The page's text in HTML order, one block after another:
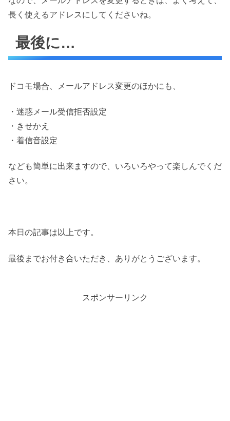
長く使えるアドレスにしてくださいね。
最後に…
ドコモ場合、メールアドレス変更のほかにも、
・迷惑メール受信拒否設定
・きせかえ
・着信音設定
なども簡単に出来ますので、いろいろやって楽しんでくだ
さい。
本日の記事は以上です。
最後までお付き合いただき、ありがとうございます。
スポンサーリンク